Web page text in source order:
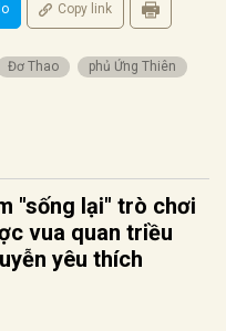
Copy link
Đơ Thao
phủ Ứng Thiên
"sống lại" trò chơi
vua quan triều
yêu thích